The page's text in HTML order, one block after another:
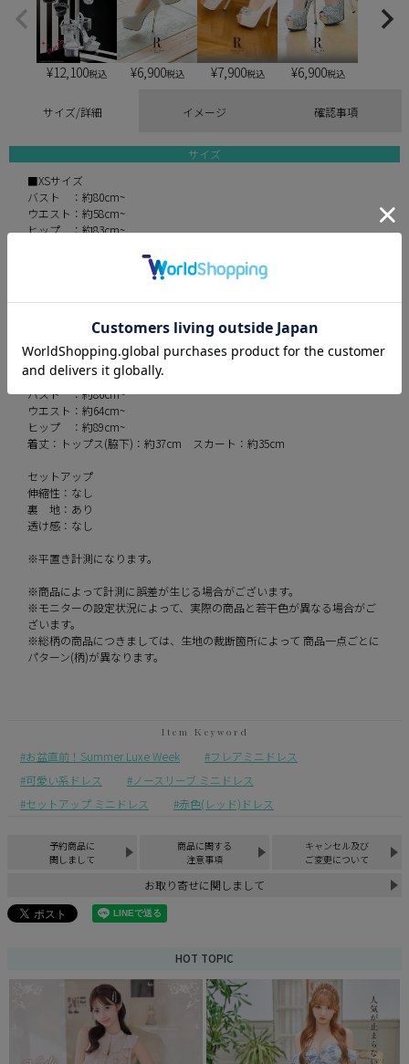
¥12,100税込 ¥6,900税込 ¥7,900税込 ¥6,900税込
サイズ/詳細 イメージ 確認事項
サイズ
■XSサイズ
バスト ：約80cm~
ウエスト：約58cm~
ヒップ ：約83cm~
ヒップ ：約86cm~
着丈：トップス(脇下)：約35cm スカート：約33cm
■Mサイズ
バスト ：約86cm~
ウエスト：約64cm~
ヒップ ：約89cm~
着丈：トップス(脇下)：約37cm スカート：約35cm
セットアップ
伸縮性：なし
裏 地：あり
透け感：なし
※平置き計測になります。
※商品によって計測に誤差が生じる場合がございます。
※モニターの設定状況によって、実際の商品と若干色が異なる場合がご
ざいます。
※総柄の商品につきましては、生地の裁断箇所によって 商品一点ごとに
パターン(柄)が異なります。
お盆直前！Summer Luxe Week
フレアミニドレス
可愛い系ドレス
ノースリーブ ミニドレス
セットアップ ミニドレス
赤色(レッド)ドレス
予約商品に
関しまして
商品に関する
注意事項
キャンセル及び
ご変更について
お取り寄せに関しまして
HOT TOPIC